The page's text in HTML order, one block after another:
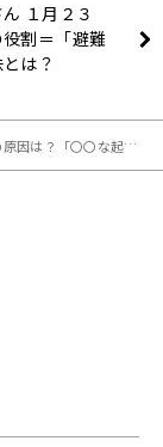
１月２３
割＝「避難
は？
な起業が追い込まれている」